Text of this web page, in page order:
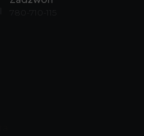
780-710-115